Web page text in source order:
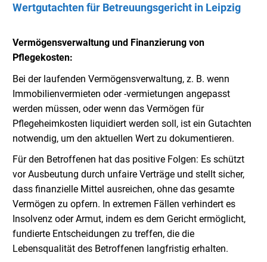
Wertgutachten für Betreuungsgericht in Leipzig
Vermögensverwaltung und Finanzierung von
Pflegekosten:
Bei der laufenden Vermögensverwaltung, z. B. wenn
Immobilienvermieten oder -vermietungen angepasst
werden müssen, oder wenn das Vermögen für
Pflegeheimkosten liquidiert werden soll, ist ein Gutachten
notwendig, um den aktuellen Wert zu dokumentieren.
Für den Betroffenen hat das positive Folgen: Es schützt
vor Ausbeutung durch unfaire Verträge und stellt sicher,
dass finanzielle Mittel ausreichen, ohne das gesamte
Vermögen zu opfern. In extremen Fällen verhindert es
Insolvenz oder Armut, indem es dem Gericht ermöglicht,
fundierte Entscheidungen zu treffen, die die
Lebensqualität des Betroffenen langfristig erhalten.